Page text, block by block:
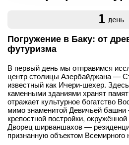
1 день
Погружение в Баку: от
футуризма
В первый день мы отправимся
центр столицы Азербайджана —
известный как Ичери-шехер.
каменными зданиями хранят
отражает культурное богатство
мимо знаменитой Девичьей
крепостной постройки,
Дворец ширваншахов —
признанную объектом